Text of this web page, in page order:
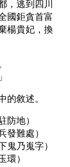
，逃到四川
國鉅貪首富
楊貴妃，換
的敘述。
防地）
發難處）
鬼乃嵬字）
環）